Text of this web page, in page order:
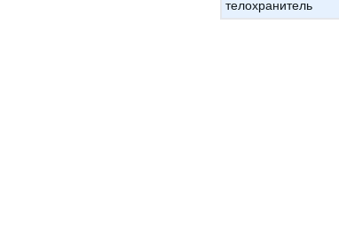
телохранитель